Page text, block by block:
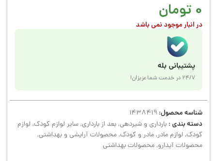
0 تومان
در انبار موجود نمی باشد
پشتیبانی بله
24/7 در خدمت شما عزیزان!
شناسه محصول: 1438419
دسته بندی : بارداری و شیردهی,بعد از بارداری,سایر لوازم کودک, لوازم
کودک, لوازم مادر,مادر و کودک,محصولات آرایشی و بهداشتی,
محصولات آیدارو,محصولات بهداشتی